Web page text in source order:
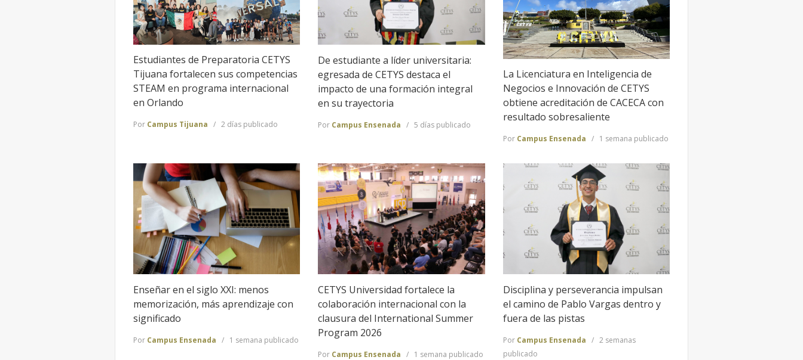
Estudiantes de Preparatoria CETYS
Tijuana fortalecen sus competencias
STEAM en programa internacional
en Orlando
Por Campus Tijuana 2 días publicado
De estudiante a líder universitaria:
egresada de CETYS destaca el
impacto de una formación integral
en su trayectoria
Por Campus Ensenada 5 días publicado
La Licenciatura en Inteligencia de
Negocios e Innovación de CETYS
obtiene acreditación de CACECA con
resultado sobresaliente
Por Campus Ensenada 1 semana publicado
Enseñar en el siglo XXI: menos
memorización, más aprendizaje con
significado
Por Campus Ensenada 1 semana publicado
CETYS Universidad fortalece la
colaboración internacional con la
clausura del International Summer
Program 2026
Por Campus Ensenada 1 semana publicado
Disciplina y perseverancia impulsan
el camino de Pablo Vargas dentro y
fuera de las pistas
Por Campus Ensenada
2 semanas
publicado